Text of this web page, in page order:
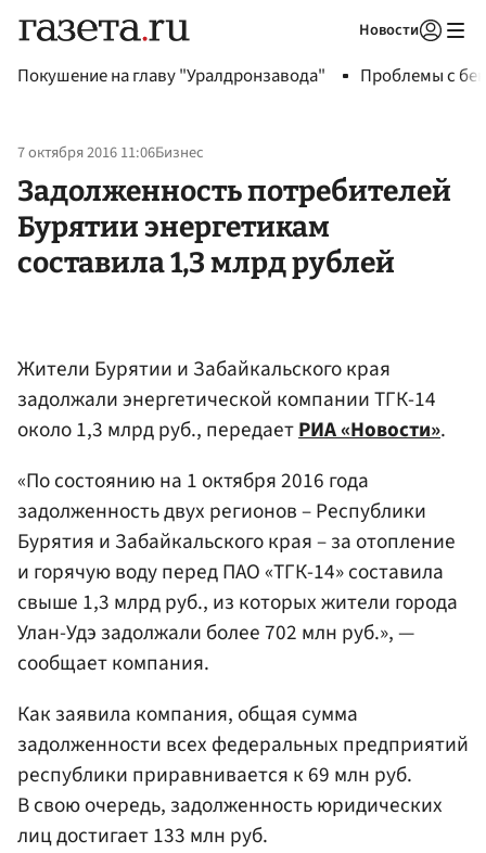
Новости
Покушение на главу "Уралдронзавода" Проблемы с
7 октября 2016 11:06Бизнес
Задолженность потребителей
Бурятии энергетикам
составила 1,3 млрд рублей
Жители Бурятии и Забайкальского края
задолжали энергетической компании ТГК-14
около 1,3 млрд руб., передаетРИА «Новости».
«По состоянию на 1 октября 2016 года
задолженность двух регионов – Республики
Бурятия и Забайкальского края – за отопление
и горячую воду перед ПАО «ТГК-14» составила
свыше 1,3 млрд руб., из которых жители города
Улан-Удэ задолжали более 702 млн руб.», —
сообщает компания.
Как заявила компания, общая сумма
задолженности всех федеральных предприятий
республики приравнивается к 69 млн руб.
В свою очередь, задолженность юридических
лиц достигает 133 млн руб.